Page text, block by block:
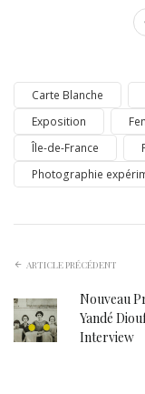
Carte Blanche
Exposition
Île-de-France
Photographie
ARTICLE PRÉCÉDENT
Nouveau
Yandé
Interview